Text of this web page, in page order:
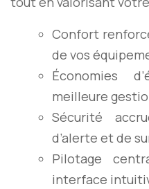
Confort
de vos
Économies
meilleure
Sécurité
d’alerte et de
Pilotage
interface